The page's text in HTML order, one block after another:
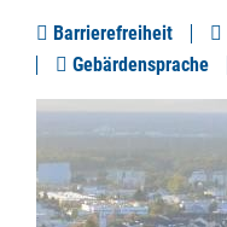
Barrierefreiheit
Gebärdensprache